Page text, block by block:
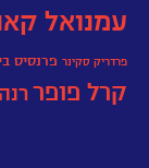
עמנואל
פרדריק סקינר פרנסיס
קרל פופר